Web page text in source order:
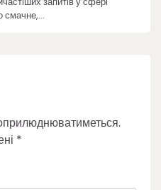
смачне,…
*